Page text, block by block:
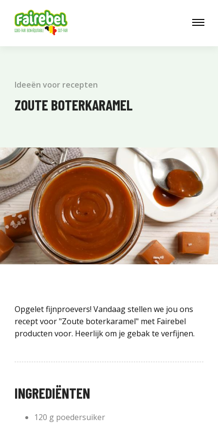
Ideeën voor recepten
ZOUTE BOTERKARAMEL
Opgelet fijnproevers! Vandaag stellen we jou ons
recept voor "Zoute boterkaramel" met Fairebel
producten voor. Heerlijk om je gebak te verfijnen.
INGREDIËNTEN
120 g poedersuiker